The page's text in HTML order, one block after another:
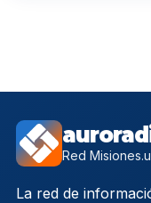
Red
La red de